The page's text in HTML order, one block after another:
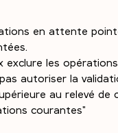
en attente
exclure les
autoriser la
au relevé de
courantes"